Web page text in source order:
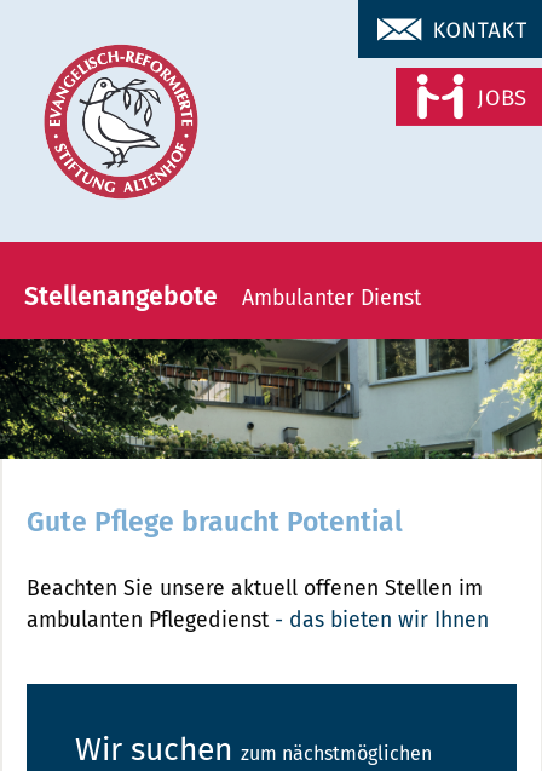
EVANGELISCH REFORMIERTE
STIFTUNG
ALTENHOF
Navigation
überspringen
Stellenangebote Ambulanter Dienst
Gute Pflege braucht Potential
Beachten Sie unsere aktuell offenen Stellen im
ambulanten Pflegedienst - das bieten wir Ihnen
Wir suchen zum nächstmöglichen